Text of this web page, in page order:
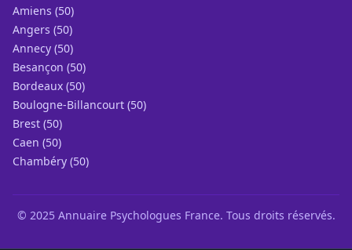
Amiens (50)
Angers (50)
Annecy (50)
Besançon (50)
Bordeaux (50)
Boulogne-Billancourt (50)
Brest (50)
Caen (50)
Chambéry (50)
© 2025 Annuaire Psychologues France. Tous droits réservés.